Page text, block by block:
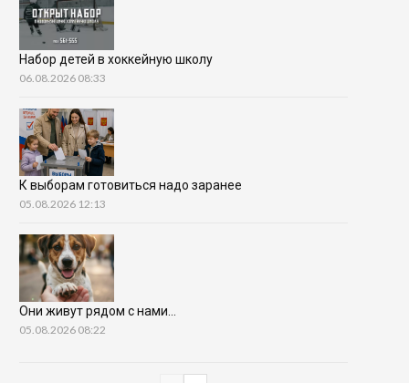
Набор детей в хоккейную школу
06.08.2026 08:33
К выборам готовиться надо заранее
05.08.2026 12:13
Они живут рядом с нами…
05.08.2026 08:22